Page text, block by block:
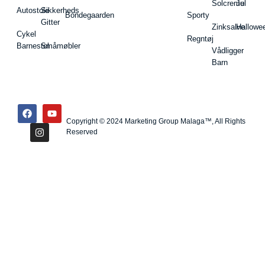
Autostole
Cykel
Barnestol
Sikkerheds
Gitter
Småmøbler
Bondegaarden Sporty
Regntøj
Solcreme
Zinksalve
Vådligger
Barn
Jul
Copyright © 2024 Marketing Group Malaga™, All Rights
Reserved